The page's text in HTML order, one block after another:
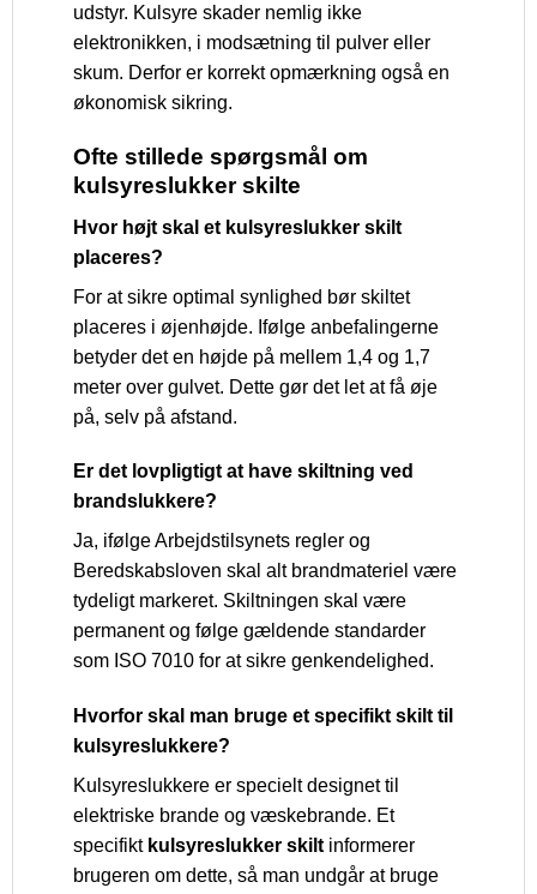
udstyr. Kulsyre skader nemlig ikke
elektronikken, i modsætning til pulver eller
skum. Derfor er korrekt opmærkning også en
økonomisk sikring.
Ofte stillede spørgsmål om
kulsyreslukker skilte
Hvor højt skal et kulsyreslukker skilt
placeres?
For at sikre optimal synlighed bør skiltet
placeres i øjenhøjde. Ifølge anbefalingerne
betyder det en højde på mellem 1,4 og 1,7
meter over gulvet. Dette gør det let at få øje
på, selv på afstand.
Er det lovpligtigt at have skiltning ved
brandslukkere?
Ja, ifølge Arbejdstilsynets regler og
Beredskabsloven skal alt brandmateriel være
tydeligt markeret. Skiltningen skal være
permanent og følge gældende standarder
som ISO 7010 for at sikre genkendelighed.
Hvorfor skal man bruge et specifikt skilt til
kulsyreslukkere?
Kulsyreslukkere er specielt designet til
elektriske brande og væskebrande. Et
specifikt kulsyreslukker skilt informerer
brugeren om dette, så man undgår at bruge